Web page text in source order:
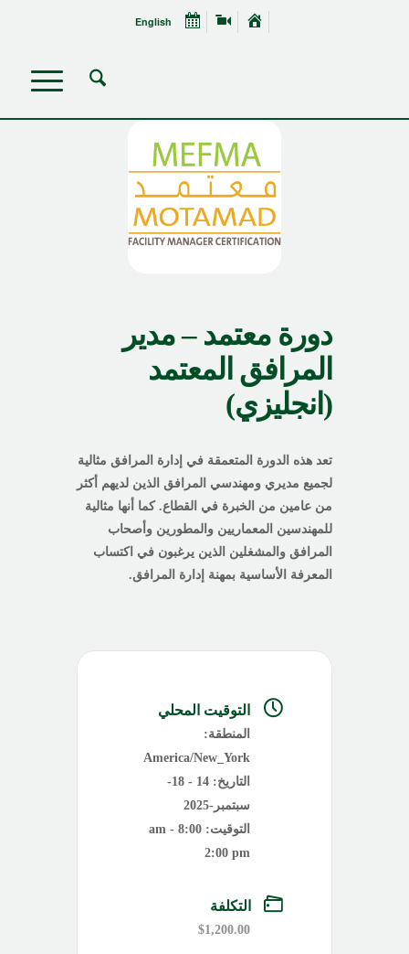
English
دورة معتمد – مدير
المرافق المعتمد
(انجليزي)
تعد هذه الدورة المتعمقة في إدارة المرافق مثالية
لجميع مديري ومهندسي المرافق الذين لديهم أكثر
من عامين من الخبرة في القطاع. كما أنها مثالية
للمهندسين المعماريين والمطورين وأصحاب
المرافق والمشغلين الذين يرغبون في اكتساب
المعرفة الأساسية بمهنة إدارة المرافق.
التوقيت المحلي
المنطقة:
America/New_York
التاريخ:
14 - 18-
سبتمبر-2025
التوقيت:
8:00 am -
2:00 pm
التكلفة
$1,200.00